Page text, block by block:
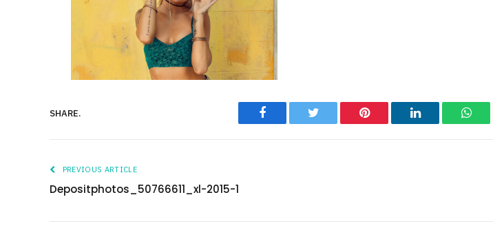
SHARE. Facebook Twitter Pinterest LinkedIn
PREVIOUS ARTICLE
Depositphotos_50766611_xl-2015-1